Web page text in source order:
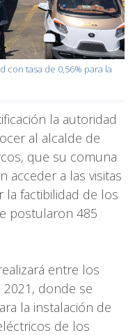
con tasa de 0,56% para la
la autoridad
al alcalde de
que su comuna
acceder a las visitas
la factibilidad de los
postularon 485
entre los
donde se
la instalación de
de los